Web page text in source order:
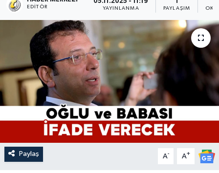
EDITÖR YAYINLANMA PAYLAŞIM
Paylaş A- A+